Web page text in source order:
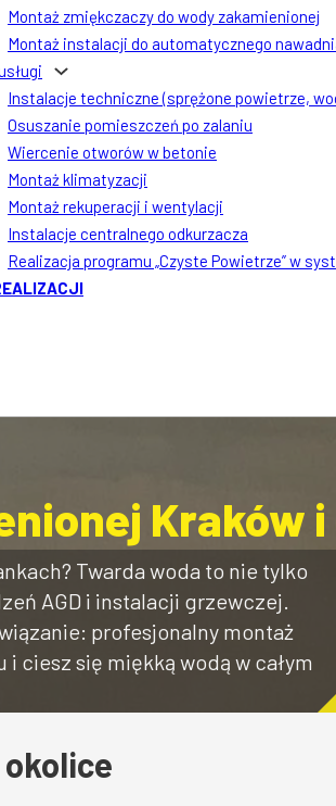
Montaż zmiękczaczy do wody zakamienionej
Montaż instalacji do automatycznego
Instalacje techniczne (sprężone powietrze,
Osuszanie pomieszczeń po zalaniu
Wiercenie otworów w betonie
Montaż klimatyzacji
Montaż rekuperacji i wentylacji
Instalacje centralnego odkurzacza
Realizacja programu „Czyste Powietrze” w
Kraków
Twarda woda to nie tylko
AGD i instalacji grzewczej.
profesjonalny montaż
ciesz się miękką wodą w całym